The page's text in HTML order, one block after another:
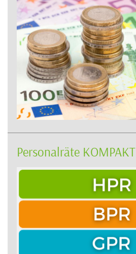
Personalräte KOMPAKT